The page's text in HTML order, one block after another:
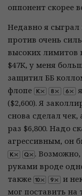
оппонент скорее
Недавно я сыграл
против очень
высоких лимитов
$47K, у меня
защитил ББ
флопе
($2,600). Я
снова сделал чек,
раз $6,800. Надо
агрессивным, он
. Возможно,
руками вроде
также
и
мог поставить на